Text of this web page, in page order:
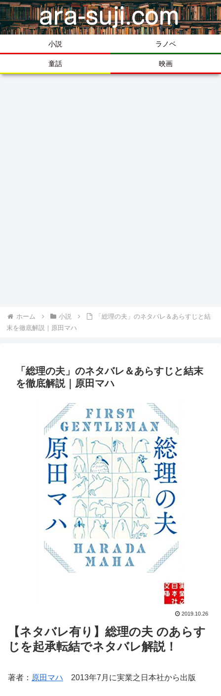
小説 ラノベ
童話 映画
ホーム 小説
「総理の夫」のネタバレ＆あらすじと結
末を徹底解説｜原田マハ
「総理の夫」のネタバレ＆あらすじと結末
を徹底解説｜原田マハ
2019.10.26
【ネタバレ有り】総理の夫 のあらす
じを起承転結でネタバレ解説！
著者： 原田マハ 2013年7月に実業之日本社から出版